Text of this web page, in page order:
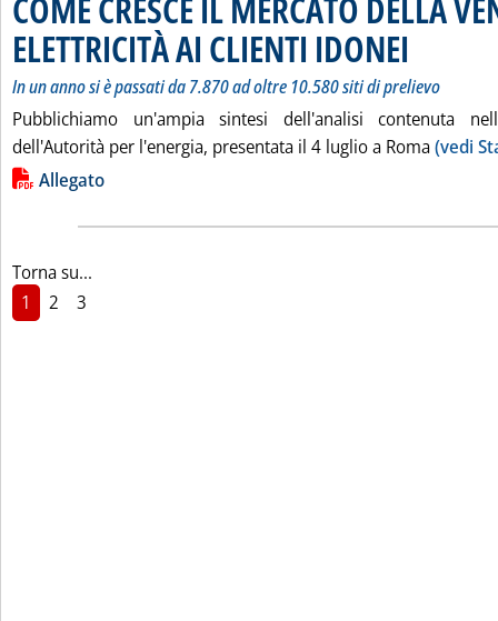
ELETTRICITÀ AI CLIENTI IDONEI
In un anno si è passati da 7.870 ad oltre 10.580 siti di prelievo
Pubblichiamo un'ampia sintesi dell'analisi contenuta
dell'Autorità per l'energia, presentata il 4 luglio a Roma(vedi
Lista allegati PDF alla notizia
Allegato
Torna su...
1
2 3